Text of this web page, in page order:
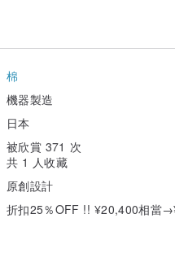
棉
機器製造
日本
被欣賞 371 次
共 1 人收藏
原創設計
折扣25％OFF !! ¥20,400相當